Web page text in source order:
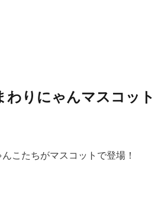
りにゃんマスコット
こたちがマスコットで登場！